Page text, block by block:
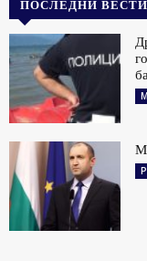
ПОСЛЕДНИ ВЕСТИ